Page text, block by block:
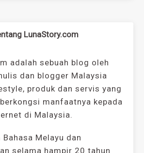
LunaStory.com
adalah sebuah blog oleh
dan blogger Malaysia
produk dan servis yang
manfaatnya kepada
di Malaysia.
Melayu dan
selama hampir 20 tahun